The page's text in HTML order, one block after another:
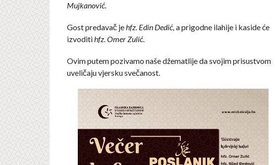
Mujkanović.
Gost predavač jehfz. Edin Dedić,a prigodne ilahije i kaside će
izvoditihfz. Omer Zulić.
Ovim putem pozivamo naše džematlije da svojim prisustvom
uveličaju vjersku svečanost.